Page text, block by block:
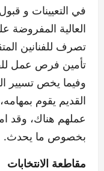
في التعيينات و
العالية المفروضة
تصرف للفنانين
تأمين فرص عمل
وفيما يخص تسيير
القديم يقوم
عملهم هناك، وقد
بخصوص ما يحدث.
مقاطعة الانتخابات